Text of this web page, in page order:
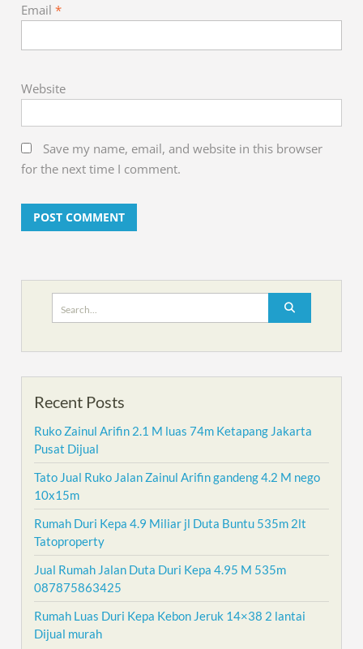
Email*
Website
Save my name, email, and website in this browser
for the next time I comment.
for:
Recent Posts
Ruko Zainul Arifin 2.1 M luas 74m Ketapang Jakarta
Pusat Dijual
Tato Jual Ruko Jalan Zainul Arifin gandeng 4.2 M nego
10x15m
Rumah Duri Kepa 4.9 Miliar jl Duta Buntu 535m 2lt
Tatoproperty
Jual Rumah Jalan Duta Duri Kepa 4.95 M 535m
087875863425
Rumah Luas Duri Kepa Kebon Jeruk 14×38 2 lantai
Dijual murah